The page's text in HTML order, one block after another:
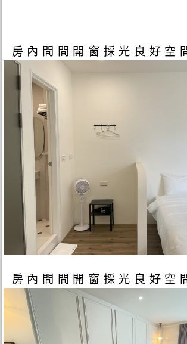
房內間間開窗採光良好空
房內間間開窗採光良好空